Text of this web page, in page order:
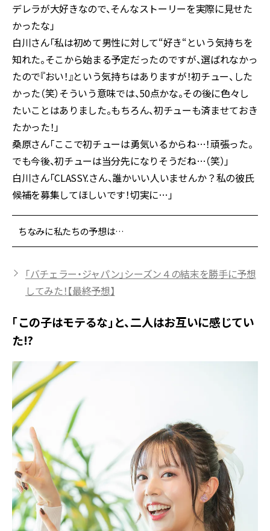
デレラが大好きなので、そんなストーリーを実際に見せた
かったな」
白川さん「私は初めて男性に対して“好き“という気持ちを
知れた。そこから始まる予定だったのですが、選ばれなかっ
たので『おい！』という気持ちはありますが！初チュー、した
かった（笑）そういう意味では、50点かな。その後に色々し
たいことはありました。もちろん、初チューも済ませておき
たかった！」
桑原さん「ここで初チューは勇気いるからね…！頑張った。
でも今後、初チューは当分先になりそうだね…（笑）」
白川さん「CLASSY.さん、誰かいい人いませんか？私の彼氏
候補を募集してほしいです！切実に…」
ちなみに私たちの予想は…
「バチェラー・ジャパン」シーズン４の結末を勝手に予想
してみた！【最終予想】
「この子はモテるな」と、二人はお互いに感じてい
た!?